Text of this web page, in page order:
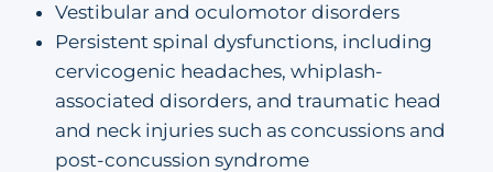
Vestibular and oculomotor disorders
Persistent spinal dysfunctions, including
cervicogenic headaches, whiplash-
associated disorders, and traumatic head
and neck injuries such as concussions and
post-concussion syndrome